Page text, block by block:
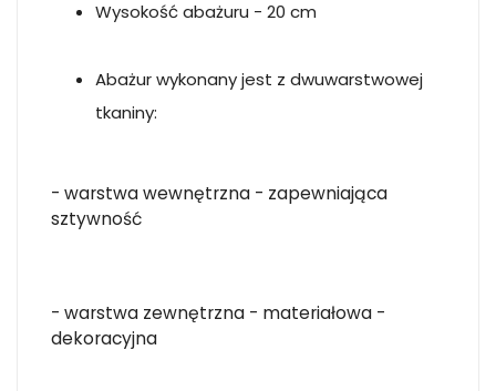
Wysokość abażuru - 20 cm
Abażur wykonany jest z dwuwarstwowej
tkaniny:
- warstwa wewnętrzna - zapewniająca
sztywność
- warstwa zewnętrzna - materiałowa -
dekoracyjna